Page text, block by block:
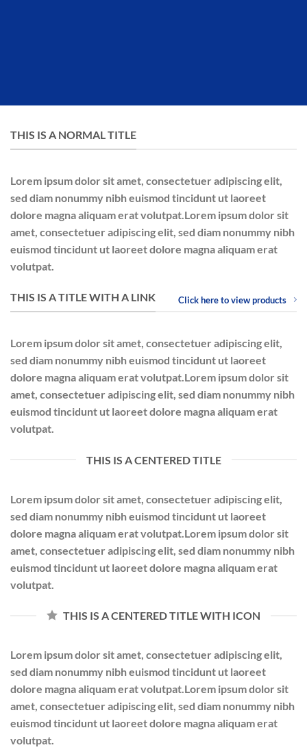
THIS IS A NORMAL TITLE
Lorem ipsum dolor sit amet, consectetuer adipiscing elit,
sed diam nonummy nibh euismod tincidunt ut laoreet
dolore magna aliquam erat volutpat.Lorem ipsum dolor sit
amet, consectetuer adipiscing elit, sed diam nonummy nibh
euismod tincidunt ut laoreet dolore magna aliquam erat
volutpat.
THIS IS A TITLE WITH A LINK Click here to view products
Lorem ipsum dolor sit amet, consectetuer adipiscing elit,
sed diam nonummy nibh euismod tincidunt ut laoreet
dolore magna aliquam erat volutpat.Lorem ipsum dolor sit
amet, consectetuer adipiscing elit, sed diam nonummy nibh
euismod tincidunt ut laoreet dolore magna aliquam erat
volutpat.
THIS IS A CENTERED TITLE
Lorem ipsum dolor sit amet, consectetuer adipiscing elit,
sed diam nonummy nibh euismod tincidunt ut laoreet
dolore magna aliquam erat volutpat.Lorem ipsum dolor sit
amet, consectetuer adipiscing elit, sed diam nonummy nibh
euismod tincidunt ut laoreet dolore magna aliquam erat
volutpat.
THIS IS A CENTERED TITLE WITH ICON
Lorem ipsum dolor sit amet, consectetuer adipiscing elit,
sed diam nonummy nibh euismod tincidunt ut laoreet
dolore magna aliquam erat volutpat.Lorem ipsum dolor sit
amet, consectetuer adipiscing elit, sed diam nonummy nibh
euismod tincidunt ut laoreet dolore magna aliquam erat
volutpat.